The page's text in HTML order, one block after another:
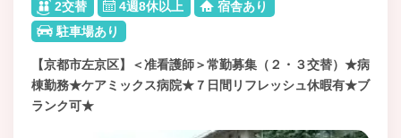
2交替
4週8休以上
宿舎あり
駐車場あり
【京都市左京区】＜准看護師＞常勤募集（２・３交替）★病
棟勤務★ケアミックス病院★７日間リフレッシュ休暇有★ブ
ランク可★